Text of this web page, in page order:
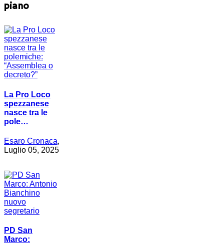
piano
La Pro Loco
spezzanese
nasce tra le
pole…
Esaro Cronaca,
Luglio 05, 2025
PD San
Marco: